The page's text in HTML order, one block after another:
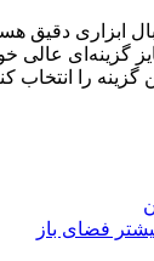
ابزاری
گزینه‌ای عالی
را انتخاب
فضای باز